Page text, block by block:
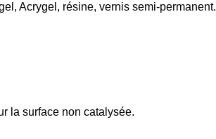
Acrygel, résine, vernis semi-permanent.
la surface non catalysée.